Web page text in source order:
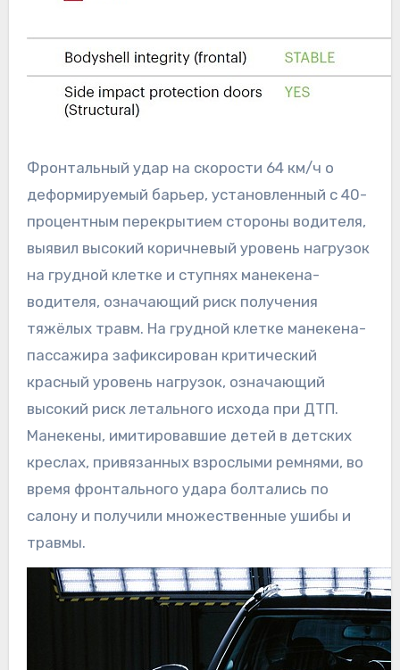
Фронтальный удар на скорости 64 км/ч о
деформируемый барьер, установленный с 40-
процентным перекрытием стороны водителя,
выявил высокий коричневый уровень нагрузок
на грудной клетке и ступнях манекена-
водителя, означающий риск получения
тяжёлых травм. На грудной клетке манекена-
пассажира зафиксирован критический
красный уровень нагрузок, означающий
высокий риск летального исхода при ДТП.
Манекены, имитировавшие детей в детских
креслах, привязанных взрослыми ремнями, во
время фронтального удара болтались по
салону и получили множественные ушибы и
травмы.